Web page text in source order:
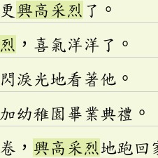
興高采烈 了。
，喜氣洋洋了。
淚光地看著他。
幼稚園畢業典禮。
， 興高采烈地跑回